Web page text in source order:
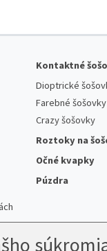
Kontaktné
Dioptrické
Farebné šošovky
Crazy šošovky
Roztoky na
Očné kvapky
Púzdra